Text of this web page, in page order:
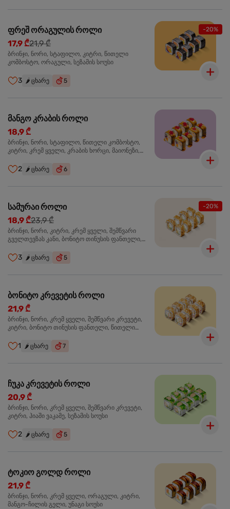
-20%
ფრეშ ორაგულის როლი
17,9 ₾21,9 ₾
ბრინჯი, ნორი, სტაფილო, კიტრი, წითელი
კომბოსტო, ორაგული, სეზამის სოუსი
3 🌶️ ცხარე 5
მანგო კრაბის როლი
18,9 ₾
ბრინჯი, ნორი, სტაფილო, წითელი კომბოსტო,
კიტრი, კრემ ყველი, კრაბის ხორცი, მაიონეზი,
2 🌶️ ცხარე 6
-20%
სამურაი როლი
18,9 ₾23,9 ₾
ბრინჯი, ნორი, კიტრი, კრემ ყველი, შემწვარი
გველთევზას კანი, ბონიტო თინუსის ფანთელი,
3 🌶️ ცხარე 5
ბონიტო კრევეტის როლი
21,9 ₾
ბრინჯი, ნორი, კრემ ყველი, შემწვარი კრევეტი,
კიტრი, ბონიტო თინუსის ფანთელი, წითელი
1 🌶️ ცხარე 7
ჩუკა კრევეტის როლი
20,9 ₾
ბრინჯი, ნორი, კრემ ყველი, შემწვარი კრევეტი,
კიტრი, ჰიაში ვაკამე, სეზამის სოუსი
2 🌶️ ცხარე 5
ტოკიო გოლდ როლი
21,9 ₾
ბრინჯი, ნორი, კრემ ყველი, ორაგული, კიტრი,
მანგო-ჩილის გელი, უნაგი სოუსი